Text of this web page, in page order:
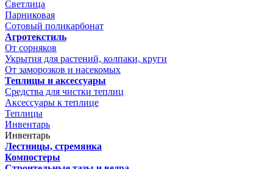
Светлица
Парниковая
Сотовый поликарбонат
Агротекстиль
От сорняков
Укрытия для растений, колпаки, круги
От заморозков и насекомых
Теплицы и аксессуары
Средства для чистки теплиц
Аксессуары к теплице
Теплицы
Инвентарь
Инвентарь
Лестницы, стремянка
Компостеры